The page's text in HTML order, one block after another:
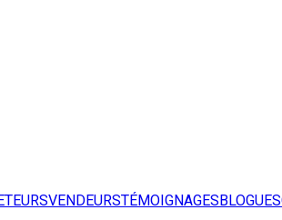
VENDEURSTÉMOIGNAGESBLOGUES